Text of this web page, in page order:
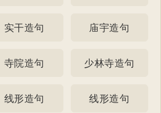
实干造句 庙宇造句
寺院造句 少林寺造句
线形造句 线形造句